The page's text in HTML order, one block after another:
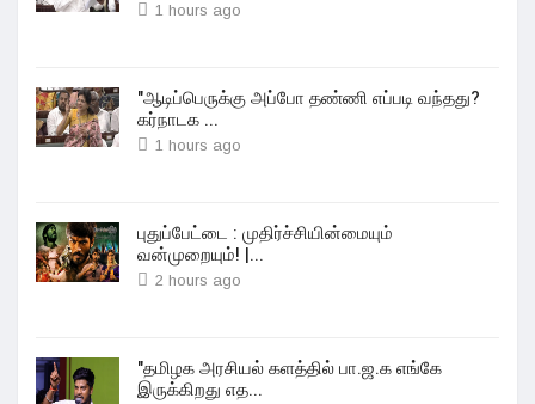
1 hours ago
"ஆடிப்பெருக்கு அப்போ தண்ணி எப்படி வந்தது?
கர்நாடக ...
1 hours ago
புதுப்பேட்டை : முதிர்ச்சியின்மையும்
வன்முறையும்! |...
2 hours ago
"தமிழக அரசியல் களத்தில் பா.ஜ.க எங்கே
இருக்கிறது எத...